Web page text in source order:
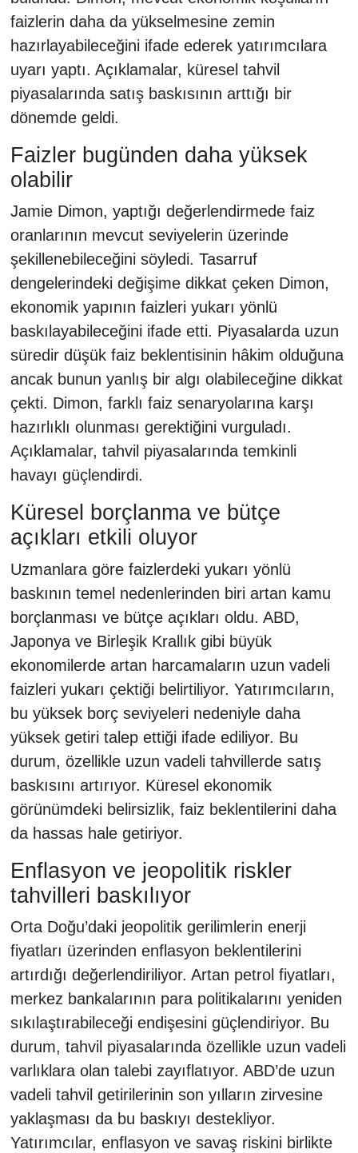
faizlerin daha da yükselmesine zemin
hazırlayabileceğini ifade ederek yatırımcılara
uyarı yaptı. Açıklamalar, küresel tahvil
piyasalarında satış baskısının arttığı bir
dönemde geldi.
Faizler bugünden daha yüksek
olabilir
Jamie Dimon, yaptığı değerlendirmede faiz
oranlarının mevcut seviyelerin üzerinde
şekillenebileceğini söyledi. Tasarruf
dengelerindeki değişime dikkat çeken Dimon,
ekonomik yapının faizleri yukarı yönlü
baskılayabileceğini ifade etti. Piyasalarda uzun
süredir düşük faiz beklentisinin hâkim olduğuna
ancak bunun yanlış bir algı olabileceğine dikkat
çekti. Dimon, farklı faiz senaryolarına karşı
hazırlıklı olunması gerektiğini vurguladı.
Açıklamalar, tahvil piyasalarında temkinli
havayı güçlendirdi.
Küresel borçlanma ve bütçe
açıkları etkili oluyor
Uzmanlara göre faizlerdeki yukarı yönlü
baskının temel nedenlerinden biri artan kamu
borçlanması ve bütçe açıkları oldu. ABD,
Japonya ve Birleşik Krallık gibi büyük
ekonomilerde artan harcamaların uzun vadeli
faizleri yukarı çektiği belirtiliyor. Yatırımcıların,
bu yüksek borç seviyeleri nedeniyle daha
yüksek getiri talep ettiği ifade ediliyor. Bu
durum, özellikle uzun vadeli tahvillerde satış
baskısını artırıyor. Küresel ekonomik
görünümdeki belirsizlik, faiz beklentilerini daha
da hassas hale getiriyor.
Enflasyon ve jeopolitik riskler
tahvilleri baskılıyor
Orta Doğu’daki jeopolitik gerilimlerin enerji
fiyatları üzerinden enflasyon beklentilerini
artırdığı değerlendiriliyor. Artan petrol fiyatları,
merkez bankalarının para politikalarını yeniden
sıkılaştırabileceği endişesini güçlendiriyor. Bu
durum, tahvil piyasalarında özellikle uzun vadeli
varlıklara olan talebi zayıflatıyor. ABD’de uzun
vadeli tahvil getirilerinin son yılların zirvesine
yaklaşması da bu baskıyı destekliyor.
Yatırımcılar, enflasyon ve savaş riskini birlikte